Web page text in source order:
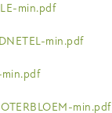
min.pdf
min.pdf
min.pdf